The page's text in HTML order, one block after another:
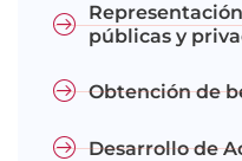
públicas y
Obtención de
Desarrollo de